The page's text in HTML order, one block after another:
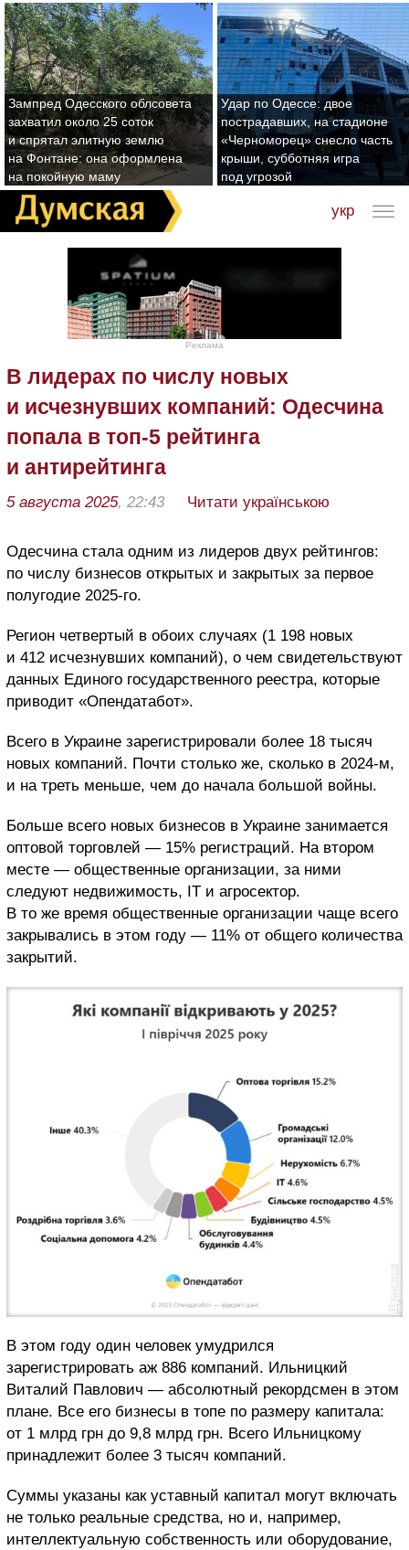
Зампред Одесского облсовета
захватил около 25 соток
и спрятал элитную землю
на Фонтане: она оформлена
на покойную маму
Удар по Одессе: двое
пострадавших, на стадионе
«Черноморец» снесло часть
крыши, субботняя игра
под угрозой
укр
Реклама
В лидерах по числу новых
и исчезнувших компаний: Одесчина
попала в топ-5 рейтинга
и антирейтинга
5 августа 2025, 22:43 Читати українською
Одесчина стала одним из лидеров двух рейтингов:
по числу бизнесов открытых и закрытых за первое
полугодие 2025-го.
Регион четвертый в обоих случаях (1 198 новых
и 412 исчезнувших компаний), о чем свидетельствуют
данных Единого государственного реестра, которые
приводит «Опендатабот».
Всего в Украине зарегистрировали более 18 тысяч
новых компаний. Почти столько же, сколько в 2024-м,
и на треть меньше, чем до начала большой войны.
Больше всего новых бизнесов в Украине занимается
оптовой торговлей — 15% регистраций. На втором
месте — общественные организации, за ними
следуют недвижимость, IT и агросектор.
В то же время общественные организации чаще всего
закрывались в этом году — 11% от общего количества
закрытий.
В этом году один человек умудрился
зарегистрировать аж 886 компаний. Ильницкий
Виталий Павлович — абсолютный рекордсмен в этом
плане. Все его бизнесы в топе по размеру капитала:
от 1 млрд грн до 9,8 млрд грн. Всего Ильницкому
принадлежит более 3 тысяч компаний.
Суммы указаны как уставный капитал могут включать
не только реальные средства, но и, например,
интеллектуальную собственность или оборудование,